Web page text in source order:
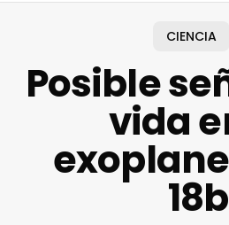
CIENCIA
Posible
vida
18b